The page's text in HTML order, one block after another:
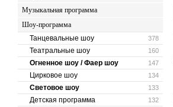
Музыкальная программа
Шоу-программа
378
Танцевальные шоу
160
Театральные шоу
147
Огненное шоу / Фаер шоу
134
Цирковое шоу
133
Световое шоу
132
Детская программа